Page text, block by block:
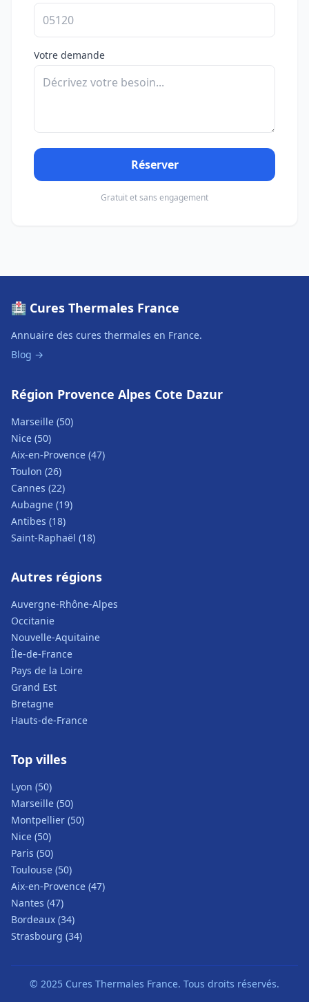
Votre demande
Réserver
Gratuit et sans engagement
🏥 Cures Thermales France
Annuaire des cures thermales en France.
Blog →
Région Provence Alpes Cote Dazur
Marseille (50)
Nice (50)
Aix-en-Provence (47)
Toulon (26)
Cannes (22)
Aubagne (19)
Antibes (18)
Saint-Raphaël (18)
Autres régions
Auvergne-Rhône-Alpes
Occitanie
Nouvelle-Aquitaine
Île-de-France
Pays de la Loire
Grand Est
Bretagne
Hauts-de-France
Top villes
Lyon (50)
Marseille (50)
Montpellier (50)
Nice (50)
Paris (50)
Toulouse (50)
Aix-en-Provence (47)
Nantes (47)
Bordeaux (34)
Strasbourg (34)
© 2025 Cures Thermales France. Tous droits réservés.